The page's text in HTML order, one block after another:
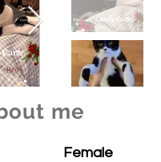
me
Female